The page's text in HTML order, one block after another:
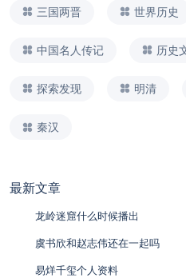
三国两晋 世界历史
中国名人传记 历史
探索发现 明清
秦汉
最新文章
龙岭迷窟什么时候播出
虞书欣和赵志伟还在一起吗
易烊千玺个人资料